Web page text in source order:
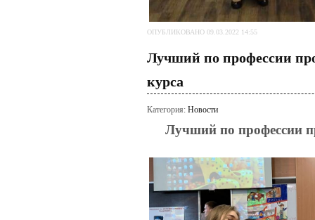
ОПУБЛИКОВАНО 09.03.2022 14:55
Лучший по профессии
курса
Категория: Новости
Лучший по профессии